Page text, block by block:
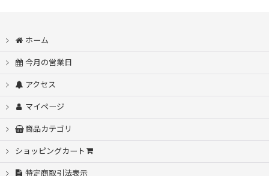
ホーム
今月の営業日
アクセス
マイページ
商品カテゴリ
ショッピングカート
特定商取引法表示